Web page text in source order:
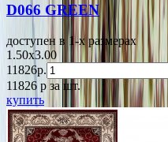
D066 GREEN
доступен в 1-x размерах
1.50x3.00
11826р.
11826 p за шт.
купить